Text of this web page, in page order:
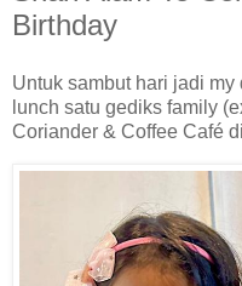
Birthday
Untuk sambut hari jadi
lunch satu gediks family
Coriander & Coffee Café